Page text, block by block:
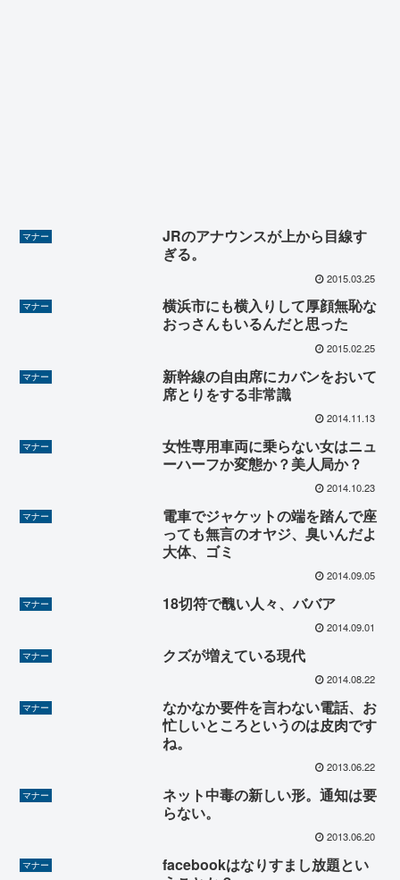
マナー
JRのアナウンスが上から目線す
ぎる。
2015.03.25
マナー
横浜市にも横入りして厚顔無恥な
おっさんもいるんだと思った
2015.02.25
マナー
新幹線の自由席にカバンをおいて
席とりをする非常識
2014.11.13
マナー
女性専用車両に乗らない女はニュ
ーハーフか変態か？美人局か？
2014.10.23
マナー
電車でジャケットの端を踏んで座
っても無言のオヤジ、臭いんだよ
大体、ゴミ
2014.09.05
マナー 18切符で醜い人々、ババア
2014.09.01
マナー クズが増えている現代
2014.08.22
マナー
なかなか要件を言わない電話、お
忙しいところというのは皮肉です
ね。
2013.06.22
マナー
ネット中毒の新しい形。通知は要
らない。
2013.06.20
マナー
facebookはなりすまし放題とい